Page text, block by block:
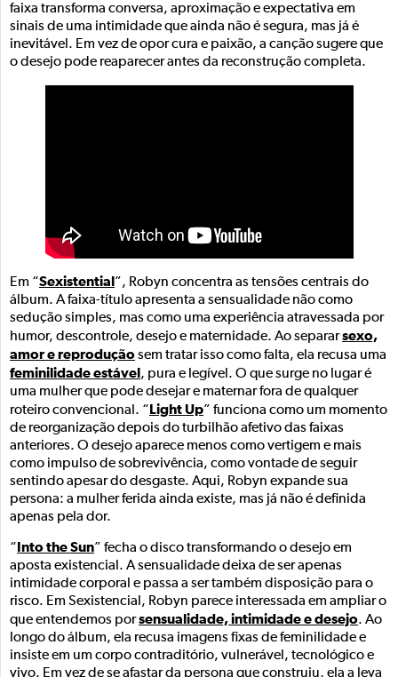
faixa transforma conversa, aproximação e expectativa em
sinais de uma intimidade que ainda não é segura, mas já é
inevitável. Em vez de opor cura e paixão, a canção sugere que
o desejo pode reaparecer antes da reconstrução completa.
Em “Sexistential ”, Robyn concentra as tensões centrais do
álbum. A faixa-título apresenta a sensualidade não como
sedução simples, mas como uma experiência atravessada por
humor, descontrole, desejo e maternidade. Ao separarsexo,
amor e reproduçãosem tratar isso como falta, ela recusa uma
feminilidade estável , pura e legível. O que surge no lugar é
uma mulher que pode desejar e maternar fora de qualquer
roteiro convencional. “ Light Up” funciona como um momento
de reorganização depois do turbilhão afetivo das faixas
anteriores. O desejo aparece menos como vertigem e mais
como impulso de sobrevivência, como vontade de seguir
sentindo apesar do desgaste. Aqui, Robyn expande sua
persona: a mulher ferida ainda existe, mas já não é definida
apenas pela dor.
“ Into the Sun” fecha o disco transformando o desejo em
aposta existencial. A sensualidade deixa de ser apenas
intimidade corporal e passa a ser também disposição para o
risco. Em Sexistencial, Robyn parece interessada em ampliar o
que entendemos porsensualidade, intimidade e desejo. Ao
longo do álbum, ela recusa imagens fixas de feminilidade e
insiste em um corpo contraditório, vulnerável, tecnológico e
vivo. Em vez de se afastar da persona que construiu, ela a leva